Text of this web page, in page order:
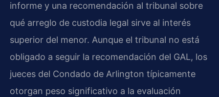
informe y una recomendación al tribunal sobre
qué arreglo de custodia legal sirve al interés
superior del menor. Aunque el tribunal no está
obligado a seguir la recomendación del GAL, los
jueces del Condado de Arlington típicamente
otorgan peso significativo a la evaluación